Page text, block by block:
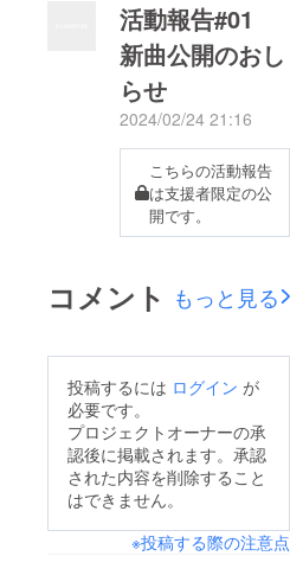
活動報告#01
新曲公開のおし
らせ
2024/02/24 21:16
こちらの活動報告
は支援者限定の公
開です。
コメント もっと見る
投稿するには ログイン が
必要です。
プロジェクトオーナーの承
認後に掲載されます。承認
された内容を削除すること
はできません。
※投稿する際の注意点